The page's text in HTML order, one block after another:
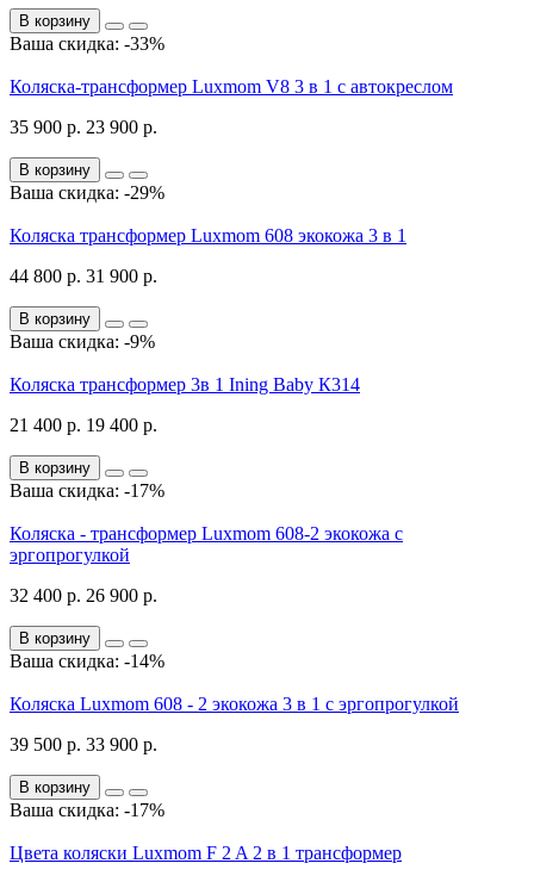
В корзину
Ваша скидка: -33%
Коляска-трансформер Luxmom V8 3 в 1 с автокреслом
35 900 р. 23 900 р.
В корзину
Ваша скидка: -29%
Коляска трансформер Luxmom 608 экокожа 3 в 1
44 800 р. 31 900 р.
В корзину
Ваша скидка: -9%
Коляска трансформер 3в 1 Ining Baby К314
21 400 р. 19 400 р.
В корзину
Ваша скидка: -17%
Коляска - трансформер Luxmom 608-2 экокожа с
эргопрогулкой
32 400 р. 26 900 р.
В корзину
Ваша скидка: -14%
Коляска Luxmom 608 - 2 экокожа 3 в 1 с эргопрогулкой
39 500 р. 33 900 р.
В корзину
Ваша скидка: -17%
Цвета коляски Luxmom F 2 A 2 в 1 трансформер